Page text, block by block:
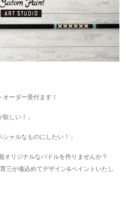
ーダー受付ます！
しい！」
ャルなものにしたい！」
オリジナルなパドルを作りませんか？
三が魂込めてデザイン&ペイントいたし